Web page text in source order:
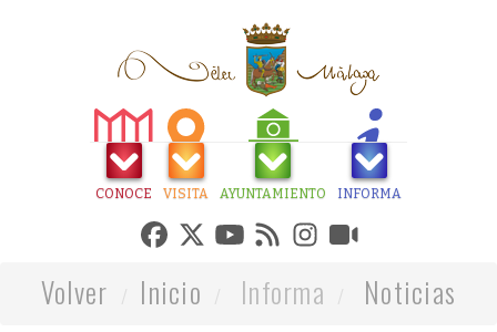
CONOCE VISITA AYUNTAMIENTO INFORMA
Volver Inicio Informa Noticias